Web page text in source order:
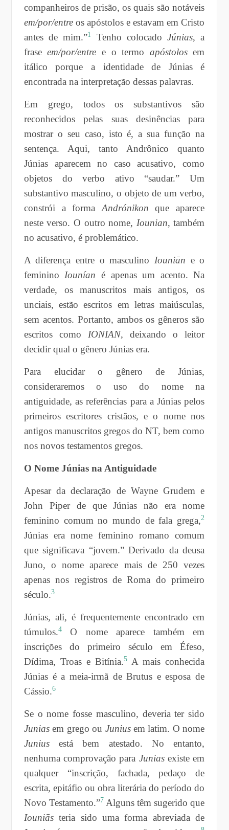
companheiros de prisão, os quais são notáveis
em/por/entreos apóstolos e estavam em Cristo
antes de mim.”1 Tenho colocado Júnias, a
fraseem/por/entre e o termo apóstolosem
itálico porque a identidade de Júnias é
encontrada na interpretação dessas palavras.
Em grego, todos os substantivos são
reconhecidos pelas suas desinências para
mostrar o seu caso, isto é, a sua função na
sentença. Aqui, tanto Andrônico quanto
Júnias aparecem no caso acusativo, como
objetos do verbo ativo “saudar.” Um
substantivo masculino, o objeto de um verbo,
constrói a forma Andrónikon que aparece
neste verso. O outro nome, Iounian, também
no acusativo, é problemático.
A diferença entre o masculino Iouniān e o
feminino Iounían é apenas um acento. Na
verdade, os manuscritos mais antigos, os
unciais, estão escritos em letras maiúsculas,
sem acentos. Portanto, ambos os gêneros são
escritos como IONIAN, deixando o leitor
decidir qual o gênero Júnias era.
Para elucidar o gênero de Júnias,
consideraremos o uso do nome na
antiguidade, as referências para a Júnias pelos
primeiros escritores cristãos, e o nome nos
antigos manuscritos gregos do NT, bem como
nos novos testamentos gregos.
O Nome Júnias na Antiguidade
Apesar da declaração de Wayne Grudem e
John Piper de que Júnias não era nome
feminino comum no mundo de fala grega,2
Júnias era nome feminino romano comum
que significava “jovem.” Derivado da deusa
Juno, o nome aparece mais de 250 vezes
apenas nos registros de Roma do primeiro
século.3
Júnias, ali, é frequentemente encontrado em
túmulos.4O nome aparece também em
inscrições do primeiro século em Éfeso,
Dídima, Troas e Bitínia.5 A mais conhecida
Júnias é a meia-irmã de Brutus e esposa de
Cássio.6
Se o nome fosse masculino, deveria ter sido
Juniasem grego ou Juniusem latim. O nome
Juniusestá bem atestado. No entanto,
nenhuma comprovação para Juniasexiste em
qualquer “inscrição, fachada, pedaço de
escrita, epitáfio ou obra literária do período do
Novo Testamento.”7 Alguns têm sugerido que
Iouniāsteria sido uma forma abreviada de